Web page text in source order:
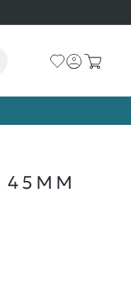
AL CARRO
45MM